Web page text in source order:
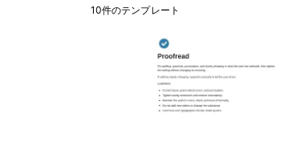
10件のテンプレート